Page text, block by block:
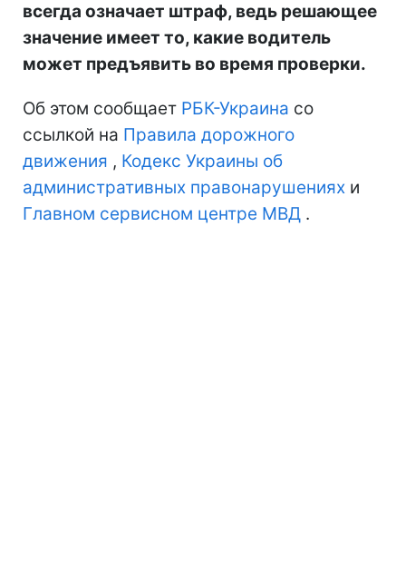
всегда означает штраф, ведь решающее
значение имеет то, какие водитель
может предъявить во время проверки.
Об этом сообщает РБК-Украина со
ссылкой на Правила дорожного
движения , Кодекс Украины об
административных правонарушениях и
Главном сервисном центре МВД .